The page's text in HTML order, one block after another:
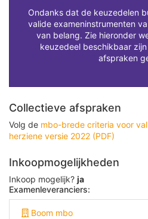
Ondanks dat de keuzedelen
valide exameninstrumenten
van belang. Zie hieronder
keuzedeel beschikbaar
afspraken
Collectieve afspraken
Volg de mbo-brede criteria voor
herziene versie 2022 (PDF)
Inkoopmogelijkheden
Inkoop mogelijk? ja
Examenleveranciers:
Boom mbo